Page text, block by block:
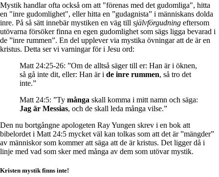
Mystik handlar ofta också om att "förenas med det gudomliga", hitta
en "inre gudomlighet", eller hitta en ”gudagnista” i människans dolda
inre. På så sätt innebär mystiken en väg till självförgudning eftersom
utövarna försöker finna en egen gudomlighet som sägs ligga bevarad i
de ”inre rummen”. En del upplever via mystika övningar att de är en
kristus. Detta ser vi varningar för i Jesu ord:
Matt 24:25-26: ”Om de alltså säger till er: Han är i öknen,
så gå inte dit, eller: Han är i de inre rummen, så tro det
inte.”
Matt 24:5: ”Ty många skall komma i mitt namn och säga:
Jag är Messias, och de skall leda många vilse.”
Den nu bortgångne apologeten Ray Yungen skrev i en bok att
bibelordet i Matt 24:5 mycket väl kan tolkas som att det är ”mängder”
av människor som kommer att säga att de är kristus. Det ligger då i
linje med vad som sker med många av dem som utövar mystik.
Kristen mystik finns inte!